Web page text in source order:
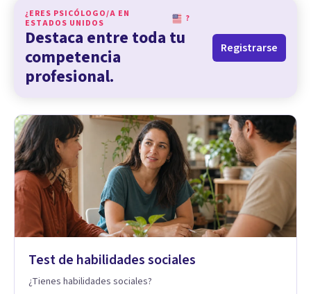
¿ERES PSICÓLOGO/A EN
ESTADOS UNIDOS
?
Destaca entre toda tu
competencia
profesional.
Registrarse
Test de habilidades sociales
¿Tienes habilidades sociales?